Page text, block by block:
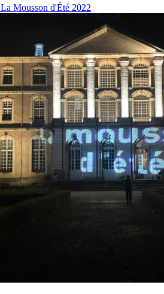
La Mousson d'Été 2022